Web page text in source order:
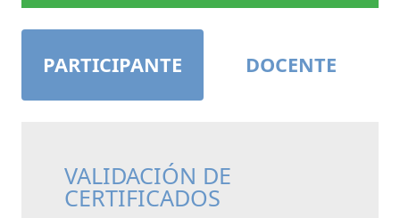
PARTICIPANTE DOCENTE
VALIDACIÓN DE
CERTIFICADOS